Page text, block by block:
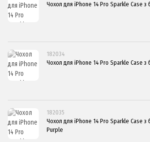
Чохол для iPhone 14 Pro Sparkle Case з
182034
Чохол для iPhone 14 Pro Sparkle Case з
182035
Чохол для iPhone 14 Pro Sparkle Case з
Purple